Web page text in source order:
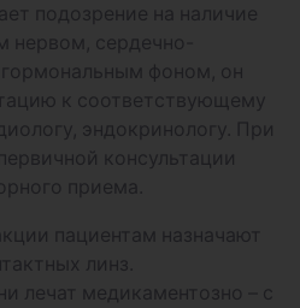
подозрение на наличие
нервом, сердечно-
фоном, он
к соответствующему
эндокринологу. При
консультации
приема.
пациентам назначают
линз.
лечат медикаментозно – с